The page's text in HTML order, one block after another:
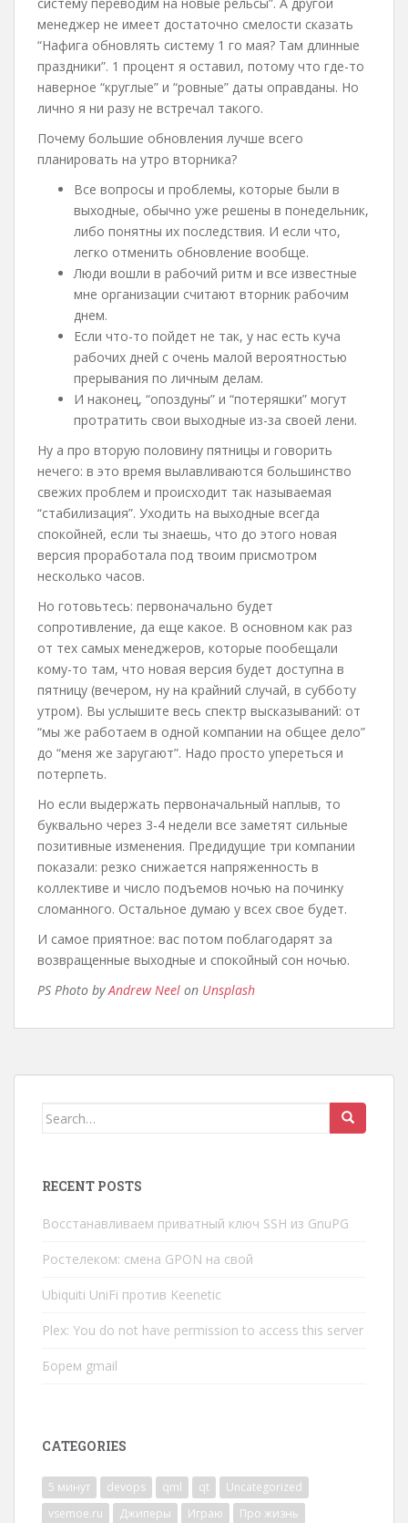
систему переводим на новые рельсы”. А другой
менеджер не имеет достаточно смелости сказать
“Нафига обновлять систему 1 го мая? Там длинные
праздники”. 1 процент я оставил, потому что где-то
наверное “круглые” и “ровные” даты оправданы. Но
лично я ни разу не встречал такого.
Почему большие обновления лучше всего
планировать на утро вторника?
Все вопросы и проблемы, которые были в
выходные, обычно уже решены в понедельник,
либо понятны их последствия. И если что,
легко отменить обновление вообще.
Люди вошли в рабочий ритм и все известные
мне организации считают вторник рабочим
днем.
Если что-то пойдет не так, у нас есть куча
рабочих дней с очень малой вероятностью
прерывания по личным делам.
И наконец, “опоздуны” и “потеряшки” могут
протратить свои выходные из-за своей лени.
Ну а про вторую половину пятницы и говорить
нечего: в это время вылавливаются большинство
свежих проблем и происходит так называемая
“стабилизация”. Уходить на выходные всегда
спокойней, если ты знаешь, что до этого новая
версия проработала под твоим присмотром
несколько часов.
Но готовьтесь: первоначально будет
сопротивление, да еще какое. В основном как раз
от тех самых менеджеров, которые пообещали
кому-то там, что новая версия будет доступна в
пятницу (вечером, ну на крайний случай, в субботу
утром). Вы услышите весь спектр высказываний: от
“мы же работаем в одной компании на общее дело”
до “меня же заругают”. Надо просто упереться и
потерпеть.
Но если выдержать первоначальный наплыв, то
буквально через 3-4 недели все заметят сильные
позитивные изменения. Предидущие три компании
показали: резко снижается напряженность в
коллективе и число подъемов ночью на починку
сломанного. Остальное думаю у всех свое будет.
И самое приятное: вас потом поблагодарят за
возвращенные выходные и спокойный сон ночью.
PS Photo byAndrew Neel on Unsplash
Search
RECENT POSTS
Восстанавливаем приватный ключ SSH из GnuPG
Ростелеком: смена GPON на свой
Ubiquiti UniFi против Keenetic
Plex: You do not have permission to access this server
Борем gmail
CATEGORIES
5 минут devops qml qt
Uncategorized
vsemoe.ru
Джиперы Играю
Про жизнь